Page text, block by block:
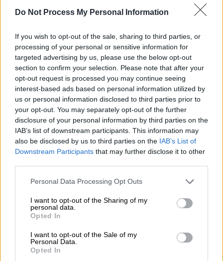
Do Not Process My Personal Information
If you wish to opt-out of the sale, sharing to third parties, or
processing of your personal or sensitive information for
targeted advertising by us, please use the below opt-out
section to confirm your selection. Please note that after your
opt-out request is processed you may continue seeing
interest-based ads based on personal information utilized by
us or personal information disclosed to third parties prior to
your opt-out. You may separately opt-out of the further
disclosure of your personal information by third parties on the
IAB’s list of downstream participants. This information may
also be disclosed by us to third parties on the IAB’s List of
Downstream Participants that may further disclose it to other
Please note that this website/app uses one or more Google
not limited to your visit or usage behaviour. You may click to
grant or deny consent to Google and its third-party tags to
use your data for below specified purposes in below Google
consent section.
Personal Data Processing Opt Outs
I want to opt-out of the Sharing of my
personal data.
Opted In
I want to opt-out of the Sale of my
Personal Data.
Opted In
Βρετανοί ερευνητές προχωρούν τις
επενδύσεις στουγρό άζωτο, καθώς
αναζητούνεναλλακτικάκαύσιμα, ώστε να
κρατήσουν ζωντανούς τουςκινητήρες
εσωτερικής καύσης.
ΔΙΑΒΑΣΤΕ ΕΠΙΣΗΣ
Auto|15.04.2025 14:37
Έρευνα: Τα ηλεκτρικά αυτοκίνητα
είναι τρεις φορές πιο «καθαρά» από
τα αντίστοιχα με κινητήρες
εσωτερικής καύσης
Σύμφωνα με τους ερευνητές, το
υγρό άζωτο
έχει έως και 700 φορές μεγαλύτερη